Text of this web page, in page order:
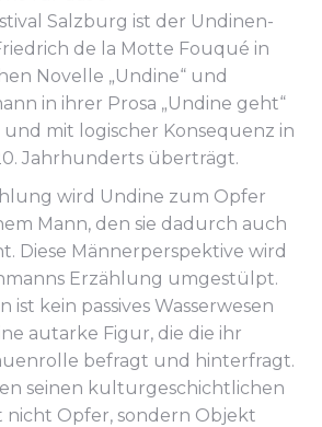
Salzburg ist der Undinen-
de la Motte Fouqué in
Novelle „Undine“ und
in ihrer Prosa „Undine geht“
und mit logischer Konsequenz in
Jahrhunderts überträgt.
wird Undine zum Opfer
Mann, den sie dadurch auch
Diese Männerperspektive wird
Erzählung umgestülpt.
ist kein passives Wasserwesen
autarke Figur, die die ihr
befragt und hinterfragt.
seinen kulturgeschichtlichen
nicht Opfer, sondern Objekt